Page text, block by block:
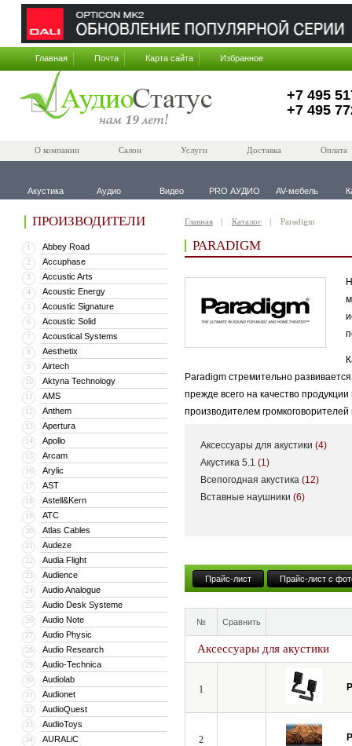
Главная Почта Карта сайта Избранное
+7 495
+7 495
О компании Салон Услуги Доставка Оплата
Акустика Аудио Видео PRO АУДИО AV-мебель
ПРОИЗВОДИТЕЛИ
1 Abbey Road
2 Accuphase
3 Accustic Arts
4 Acoustic Energy
5 Acoustic Signature
6 Acoustic Solid
7 Acoustical Systems
8 Aesthetix
9 Airtech
10 Aktyna Technology
11 AMS
12 Anthem
13 Apertura
14 Apollo
15 Arcam
16 Arylic
17 AST
18 Astell&Kern
19 ATC
20 Atlas Cables
21 Audeze
22 Audia Flight
23 Audience
24 Audio Analogue
25 Audio Desk Systeme
26 Audio Note
27 Audio Physic
28 Audio Research
29 Audio-Technica
30 Audiolab
31 Audionet
32 AudioQuest
33 AudioToys
34 AURALiC
Главная Каталог Paradigm
PARADIGM
Paradigm стремительно
прежде всего на качество
производителем
наград.
они оснащаются
предыдущей ―
Все динамики произведены из
В 2009 году появилась информация
степени изменилась. В первую
фазоинвертора эллиптического
в качестве внутреннего
Аксессуары для акустики (4)
Акустика 5.1 (1)
Всепогодная акустика (12)
Вставные наушники (6)
Прайс-лист Прайс-лист с
№ Сравнить
Аксессуары для акустики
1
2